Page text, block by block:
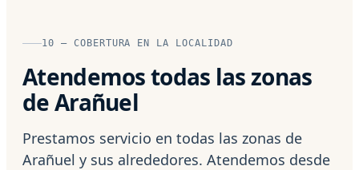
10 — COBERTURA EN LA LOCALIDAD
Atendemos todas las zonas
de Arañuel
Prestamos servicio en todas las zonas de
Arañuel y sus alrededores. Atendemos desde